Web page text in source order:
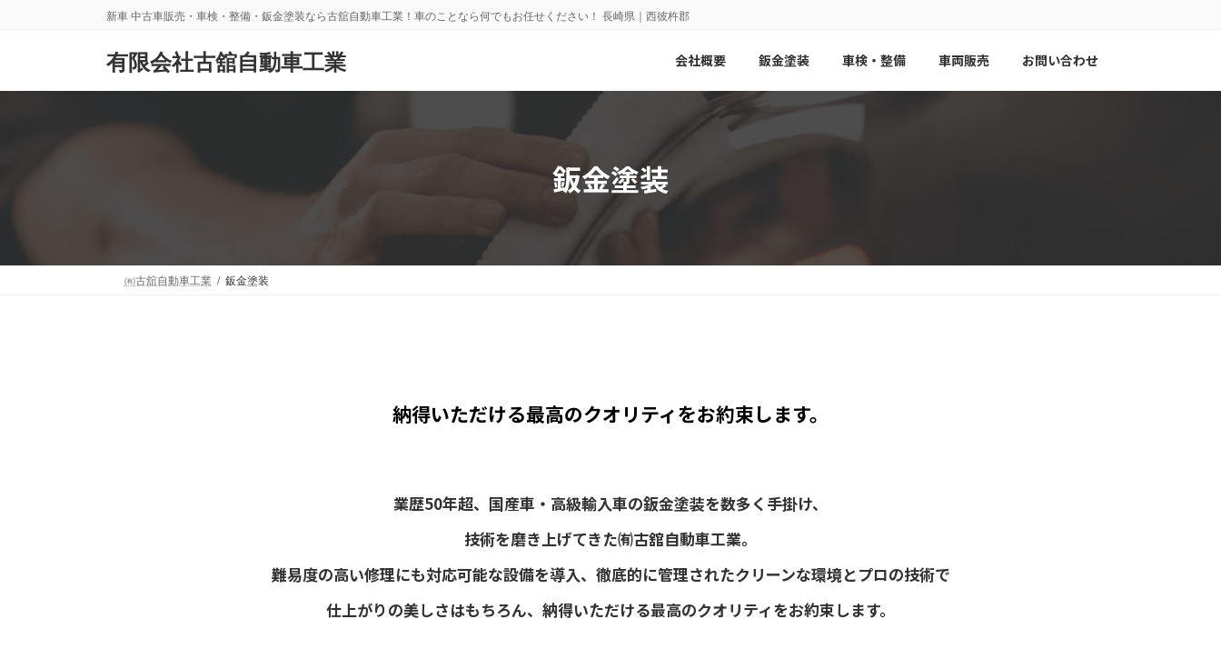
ツ
シ
新車 中古車販売・車検・整備・鈑金塗装なら古舘自動車工業！車のことなら何でもお任せください！ 長崎県｜西彼杵郡
有限会社古舘自動車工業 会社概要 鈑金塗装 車検・整備 車両販売 お問い合わせ
鈑金塗装
㈲古舘自動車工業 鈑金塗装
納得いただける最高のクオリティをお約束します。
業歴50年超、国産車・高級輸入車の鈑金塗装を数多く手掛け、
技術を磨き上げてきた㈲古舘自動車工業。
難易度の高い修理にも対応可能な設備を導入、徹底的に管理されたクリーンな環境とプロの技術で
仕上がりの美しさはもちろん、納得いただける最高のクオリティをお約束します。